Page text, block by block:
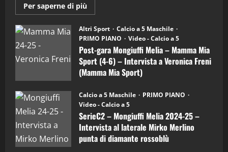
Per saperne di più
informazioni
Post-
gara
Mongiuffi
Melia
–
Mamma
Mia
Sport
6)
–
Intervista
a
mister
Arturo
Carciotto
(Mongiuffi
Altri Sport
Calcio a 5 Maschile
PRIMO PIANO
Video - Calcio a 5
Post-gara Mongiuffi Melia – Mamma Mia
Sport (4-6) – Intervista a Veronica Freni
(Mamma Mia Sport)
Calcio a 5 Maschile
PRIMO PIANO
Video - Calcio a 5
SerieC2 – Mongiuffi Melia 2024-25 –
Intervista al laterale Mirko Merlino
punta di diamante rossoblù
3
"SportEmpire" in Podcast
“SportEmpire” in Podcast: 28^ Puntata
(Martedi 21 Aprile 2026)
21/04/2026
“SportEmpire” in Podcast: 27^ Puntata
(Martedi 14 Aprile 2026)
15/04/2026